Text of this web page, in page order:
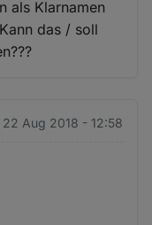
als Klarnamen
das / soll
22 Aug 2018 - 12:58